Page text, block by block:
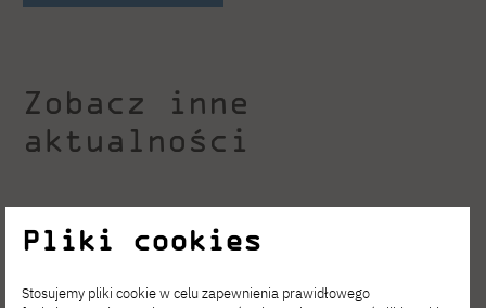
Zobacz inne
aktualności
Pliki cookies
Stosujemy pliki cookie w celu zapewnienia prawidłowego